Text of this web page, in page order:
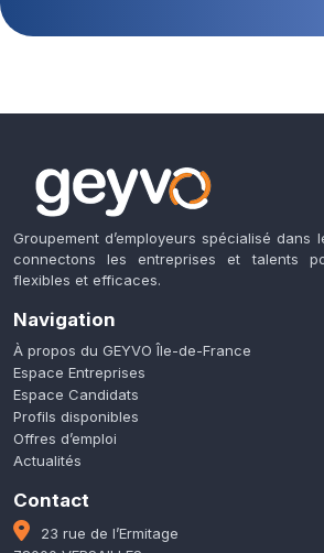
Groupement d’employeurs spécialisé dans
connectons les entreprises et talents
flexibles et efficaces.
Navigation
À propos du GEYVO Île-de-France
Espace Entreprises
Espace Candidats
Profils disponibles
Offres d’emploi
Actualités
Contact
23 rue de l’Ermitage